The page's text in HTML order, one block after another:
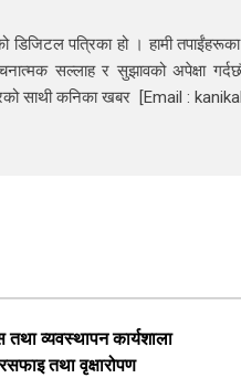
डिजिटल पत्रिका हो । हामी
सल्लाह र सुझावको अपेक्षा
साथी कनिका खबर [Email :
तथा व्यवस्थापन कार्यशाला
तथा वृक्षारोपण